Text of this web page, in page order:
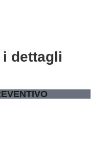
dettagli